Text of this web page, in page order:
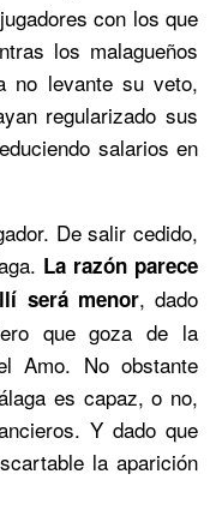
con los que
los malagueños
no levante su veto,
regularizado sus
salarios en
De salir cedido,
La razón parece
será menor, dado
que goza de la
Amo. No obstante
es capaz, o no,
Y dado que
la aparición